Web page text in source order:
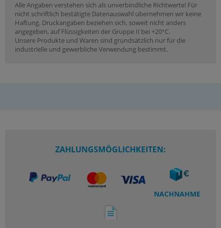
Alle Angaben verstehen sich als unverbindliche Richtwerte! Für
nicht schriftlich bestätigte Datenauswahl übernehmen wir keine
Haftung. Druckangaben beziehen sich, soweit nicht anders
angegeben, auf Flüssigkeiten der Gruppe II bei +20°C.
Unsere Produkte und Waren sind grundsätzlich nur für die
industrielle und gewerbliche Verwendung bestimmt.
ZAHLUNGSMÖGLICHKEITEN:
NACHNAHME